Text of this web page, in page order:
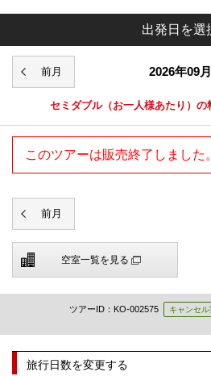
出発日を選
2026年09月
セミダブル（お一人様あたり）の
このツアーは販売終了しました。
空室一覧を見る
ツアーID：KO-002575 キャンセ
旅行日数を変更する